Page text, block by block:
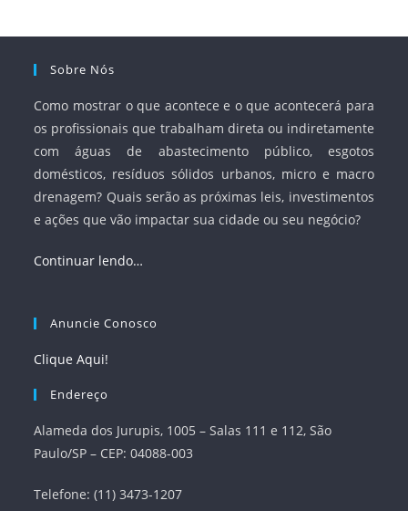
Sobre Nós
Como mostrar o que acontece e o que acontecerá para
os profissionais que trabalham direta ou indiretamente
com águas de abastecimento público, esgotos
domésticos, resíduos sólidos urbanos, micro e macro
drenagem? Quais serão as próximas leis, investimentos
e ações que vão impactar sua cidade ou seu negócio?
Continuar lendo…
Anuncie Conosco
Clique Aqui!
Endereço
Alameda dos Jurupis, 1005 – Salas 111 e 112, São
Paulo/SP – CEP: 04088-003
Telefone: (11) 3473-1207